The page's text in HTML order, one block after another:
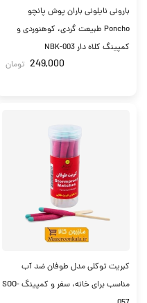
بارونی نایلونی باران پوش پانچو
Poncho طبیعت گردی، کوهنوردی و
کمپینگ کلاه دار NBK-003
249,000 تومان
کبریت توکلی مدل طوفان ضد آب
مناسب برای خانه، سفر و کمپینگ SOO-